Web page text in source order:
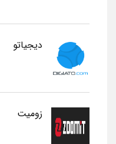
دیجیاتو
زومیت